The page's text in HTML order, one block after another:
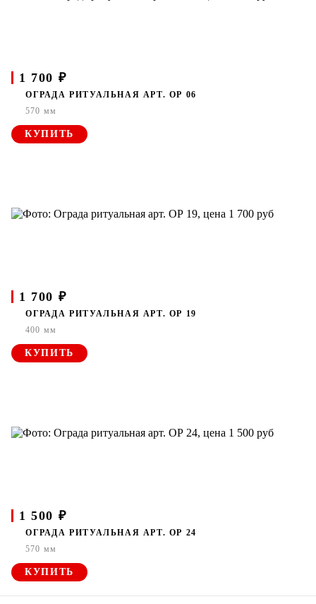
1 700 ₽
ОГРАДА РИТУАЛЬНАЯ АРТ. ОР 06
570 мм
КУПИТЬ
1 700 ₽
ОГРАДА РИТУАЛЬНАЯ АРТ. ОР 19
400 мм
КУПИТЬ
1 500 ₽
ОГРАДА РИТУАЛЬНАЯ АРТ. ОР 24
570 мм
КУПИТЬ